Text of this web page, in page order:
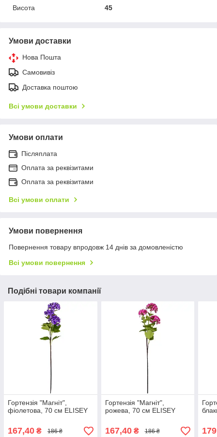
Висота
45
Умови доставки
Нова Пошта
Самовивіз
Доставка поштою
Всі умови доставки
Умови оплати
Післяплата
Оплата за реквізитами
Оплата за реквізитами
Всі умови оплати
Умови повернення
Повернення товару впродовж 14 днів за домовленістю
Всі умови повернення
Подібні товари компанії
Гортензія "Магніт",
фіолетова, 70 см ELISEY
167,40 ₴ 186 ₴
Гортензія "Магніт",
рожева, 70 см ELISEY
167,40₴ 186 ₴